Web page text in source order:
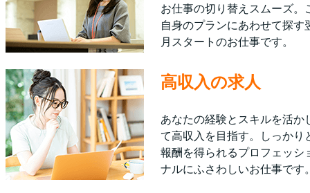
お仕事の切り替えスムーズ。
自身のプランにあわせて探す
月スタートのお仕事です。
高収入の求人
あなたの経験とスキルを活か
て高収入を目指す。しっかり
報酬を得られるプロフェッシ
ナルにふさわしいお仕事です